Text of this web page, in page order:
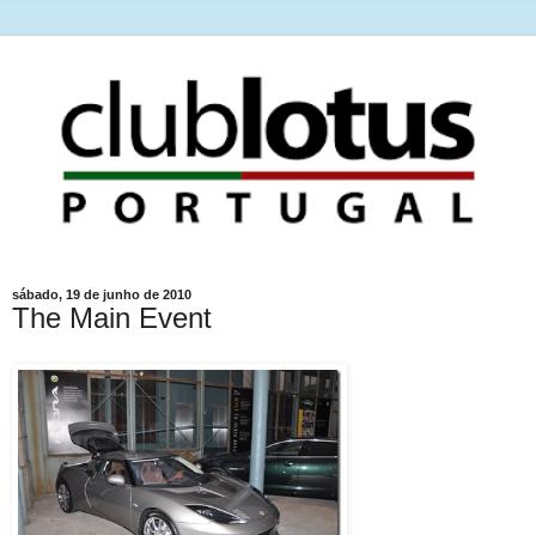
sábado, 19 de junho de 2010
The Main Event